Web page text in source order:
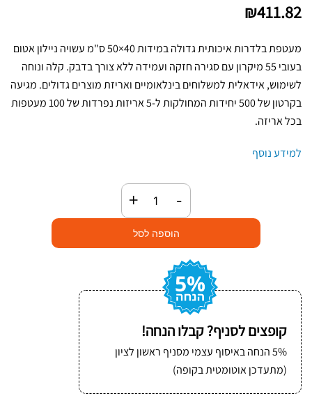
₪411.82
מעטפת בלדרות איכותית גדולה במידות 40×50 ס"מ עשויה ניילון אטום
בעובי 55 מיקרון עם סגירה חזקה ועמידה ללא צורך בדבק. קלה ונוחה
לשימוש, אידאלית למשלוחים בינלאומיים ואריזת מוצרים גדולים. מגיעה
בקרטון של 500 יחידות המחולקות ל-5 אריזות נפרדות של 100 מעטפות
בכל אריזה.
למידע נוסף
-
מעטפות
בלדרות
+
הוספה לסל
קופצים לסניף? קבלו הנחה!
5% הנחה באיסוף עצמי מסניף ראשון לציון
(מתעדכן אוטומטית בקופה)